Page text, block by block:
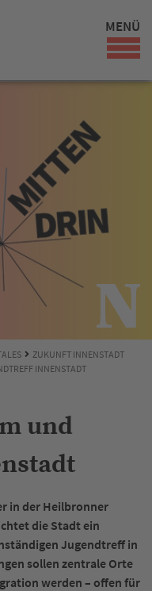
MENÜ
ZUKUNFT INNENSTADT
INNENSTADT
und
in der Heilbronner
die Stadt ein
Jugendtreff in
sollen zentrale Orte
werden – offen für